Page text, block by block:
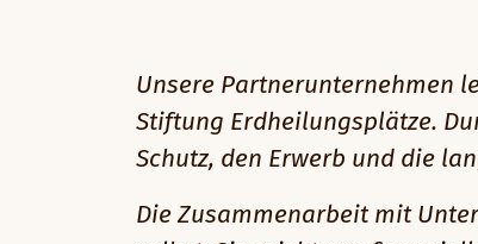
Unsere Partnerunternehmen
Stiftung Erdheilungsplätze.
Schutz, den Erwerb und die
Die Zusammenarbeit mit